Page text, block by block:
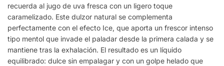
recuerda al jugo de uva fresca con un ligero toque
caramelizado. Este dulzor natural se complementa
perfectamente con el efecto Ice, que aporta un frescor intenso
tipo mentol que invade el paladar desde la primera calada y se
mantiene tras la exhalación. El resultado es un líquido
equilibrado: dulce sin empalagar y con un golpe helado que